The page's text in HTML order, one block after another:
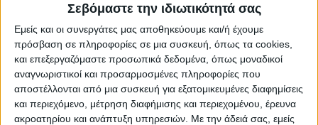
Σεβόμαστε την ιδιωτικότητά σας
Εμείς και οι συνεργάτες μας αποθηκεύουμε και/ή έχουμε
πρόσβαση σε πληροφορίες σε μια συσκευή, όπως τα cookies,
και επεξεργαζόμαστε προσωπικά δεδομένα, όπως μοναδικοί
αναγνωριστικοί και προσαρμοσμένες πληροφορίες που
αποστέλλονται από μια συσκευή για εξατομικευμένες διαφημίσεις
και περιεχόμενο, μέτρηση διαφήμισης και περιεχομένου, έρευνα
ακροατηρίου και ανάπτυξη υπηρεσιών. Με την άδειά σας, εμείς
ΝΕΟΣ ΑΓΩΝ
https://neosagon.gr
Η Αρχαιότερη Καθημερινή Πρωινή Εφημερίδα της Καρδίτσας